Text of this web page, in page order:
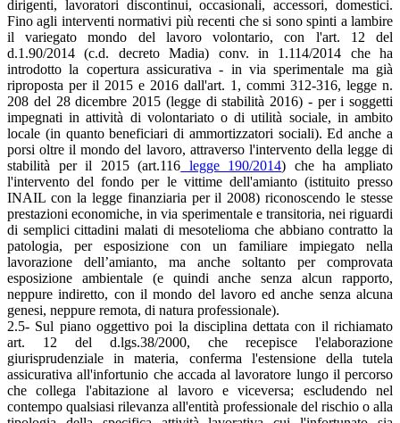
dirigenti, lavoratori discontinui, occasionali, accessori, domestici.
Fino agli interventi normativi più recenti che si sono spinti a lambire
il variegato mondo del lavoro volontario, con l'art. 12 del
d.1.90/2014 (c.d. decreto Madia) conv. in 1.114/2014 che ha
introdotto la copertura assicurativa - in via sperimentale ma già
riproposta per il 2015 e 2016 dall'art. 1, commi 312-316, legge n.
208 del 28 dicembre 2015 (legge di stabilità 2016) - per i soggetti
impegnati in attività di volontariato o di utilità sociale, in ambito
locale (in quanto beneficiari di ammortizzatori sociali). Ed anche a
porsi oltre il mondo del lavoro, attraverso l'intervento della legge di
stabilità per il 2015 (art.116 legge 190/2014) che ha ampliato
l'intervento del fondo per le vittime dell'amianto (istituito presso
INAIL con la legge finanziaria per il 2008) riconoscendo le stesse
prestazioni economiche, in via sperimentale e transitoria, nei riguardi
di semplici cittadini malati di mesotelioma che abbiano contratto la
patologia, per esposizione con un familiare impiegato nella
lavorazione dell’amianto, ma anche soltanto per comprovata
esposizione ambientale (e quindi anche senza alcun rapporto,
neppure indiretto, con il mondo del lavoro ed anche senza alcuna
genesi, neppure remota, di natura professionale).
2.5- Sul piano oggettivo poi la disciplina dettata con il richiamato
art. 12 del d.lgs.38/2000, che recepisce l'elaborazione
giurisprudenziale in materia, conferma l'estensione della tutela
assicurativa all'infortunio che accada al lavoratore lungo il percorso
che collega l'abitazione al lavoro e viceversa; escludendo nel
contempo qualsiasi rilevanza all'entità professionale del rischio o alla